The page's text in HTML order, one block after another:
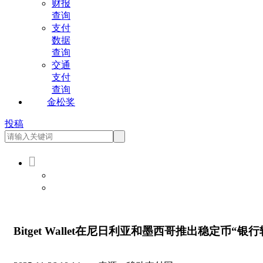
财报
查询
支付
数据
查询
交通
支付
查询
金松奖
投稿

Bitget Wallet在尼日利亚和墨西哥推出稳定币“银行